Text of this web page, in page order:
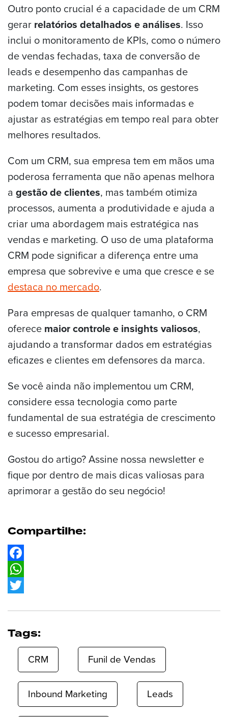
Outro ponto crucial é a capacidade de um CRM
gerar relatórios detalhados e análises. Isso
inclui o monitoramento de KPIs, como o número
de vendas fechadas, taxa de conversão de
leads e desempenho das campanhas de
marketing. Com esses insights, os gestores
podem tomar decisões mais informadas e
ajustar as estratégias em tempo real para obter
melhores resultados.
Com um CRM, sua empresa tem em mãos uma
poderosa ferramenta que não apenas melhora
a gestão de clientes, mas também otimiza
processos, aumenta a produtividade e ajuda a
criar uma abordagem mais estratégica nas
vendas e marketing. O uso de uma plataforma
CRM pode significar a diferença entre uma
empresa que sobrevive e uma que cresce e se
destaca no mercado.
Para empresas de qualquer tamanho, o CRM
oferece maior controle e insights valiosos,
ajudando a transformar dados em estratégias
eficazes e clientes em defensores da marca.
Se você ainda não implementou um CRM,
considere essa tecnologia como parte
fundamental de sua estratégia de crescimento
e sucesso empresarial.
Gostou do artigo? Assine nossa newsletter e
fique por dentro de mais dicas valiosas para
aprimorar a gestão do seu negócio!
Compartilhe:
Facebook
WhatsApp
Tags:
CRM
Funil de Vendas
Inbound Marketing Leads